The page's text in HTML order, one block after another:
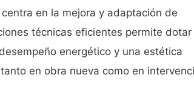
en la mejora y adaptación de
técnicas eficientes permite dotar
energético y una estética
en obra nueva como en